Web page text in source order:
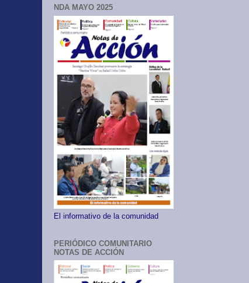
NDA MAYO 2025
El informativo de la comunidad
PERIÓDICO COMUNITARIO
NOTAS DE ACCIÓN